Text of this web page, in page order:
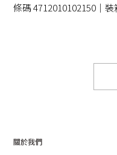
條碼 4712010102150｜裝
關於我們